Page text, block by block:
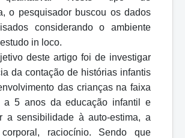
o pesquisador buscou os dados
considerando o ambiente
in loco.
deste artigo foi de investigar
da contação de histórias infantis
das crianças na faixa
a 5 anos da educação infantil e
a sensibilidade à auto-estima, a
raciocínio. Sendo que